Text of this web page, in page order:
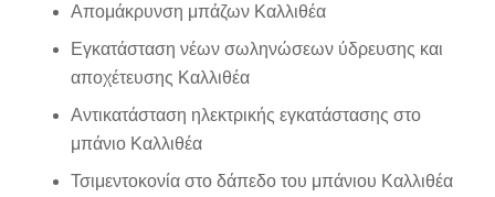
Απομάκρυνση μπάζων Καλλιθέα
Εγκατάσταση νέων σωληνώσεων ύδρευσης και
αποχέτευσης Καλλιθέα
Αντικατάσταση ηλεκτρικής εγκατάστασης στο
μπάνιο Καλλιθέα
Τσιμεντοκονία στο δάπεδο του μπάνιου Καλλιθέα